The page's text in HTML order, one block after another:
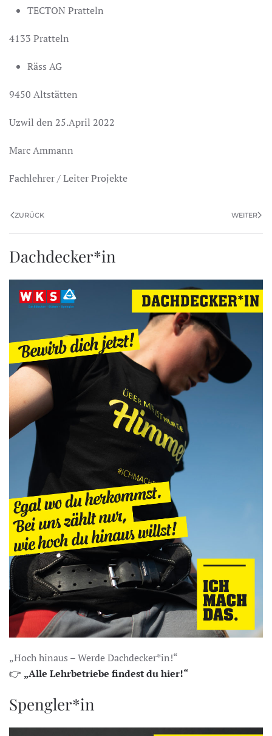
TECTON Pratteln
4133 Pratteln
Räss AG
9450 Altstätten
Uzwil den 25.April 2022
Marc Ammann
Fachlehrer / Leiter Projekte
ZURÜCK WEITER
Dachdecker*in
„Hoch hinaus – Werde Dachdecker*in!“
👉 „Alle Lehrbetriebe findest du hier!“
Spengler*in